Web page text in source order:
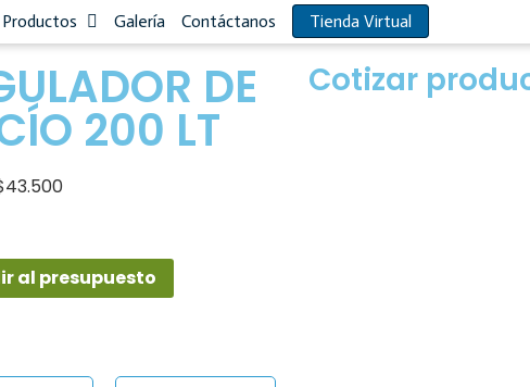
Productos Galería Contáctanos Tienda Virtual
DE
200 LT
al presupuesto
Cotizar